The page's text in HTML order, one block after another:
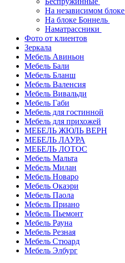
На независимом блоке
На блоке Боннель
Наматрассники
Фото от клиентов
Зеркала
Мебель Авиньон
Мебель Бали
Мебель Бланш
Мебель Валенсия
Мебель Вивальди
Мебель Габи
Мебель для гостинной
Мебель для прихожей
МЕБЕЛЬ ЖЮЛЬ ВЕРН
МЕБЕЛЬ ЛАУРА
МЕБЕЛЬ ЛОТОС
Мебель Мальта
Мебель Милан
Мебель Новаро
Мебель Окаэри
Мебель Паола
Мебель Приано
Мебель Пьемонт
Мебель Рауна
Мебель Резная
Мебель Стюард
Мебель Элбург